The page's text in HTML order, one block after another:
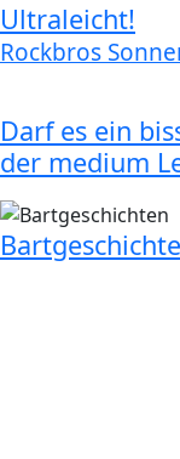
Ultraleicht!
Rockbros
Darf es ein
der medium